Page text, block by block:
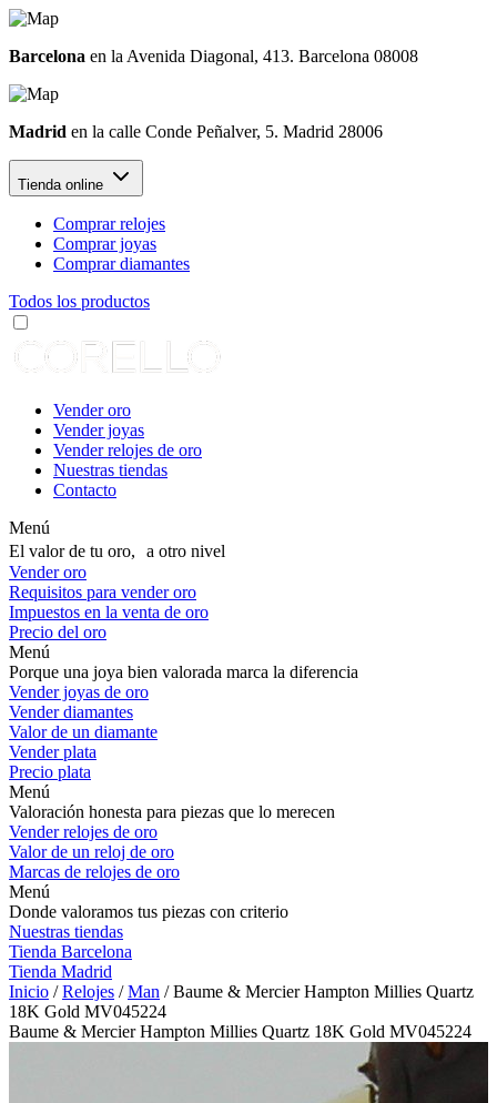
Barcelona en la Avenida Diagonal, 413. Barcelona 08008
Madrid en la calle Conde Peñalver, 5. Madrid 28006
Tienda online
Comprar relojes
Comprar joyas
Comprar diamantes
Todos los productos
Vender oro
Vender joyas
Vender relojes de oro
Nuestras tiendas
Contacto
Menú
El valor de tu oro, a otro nivel
Vender oro
Requisitos para vender oro
Impuestos en la venta de oro
Precio del oro
Menú
Porque una joya bien valorada marca la diferencia
Vender joyas de oro
Vender diamantes
Valor de un diamante
Vender plata
Precio plata
Menú
Valoración honesta para piezas que lo merecen
Vender relojes de oro
Valor de un reloj de oro
Marcas de relojes de oro
Menú
Donde valoramos tus piezas con criterio
Nuestras tiendas
Tienda Barcelona
Tienda Madrid
Inicio /Relojes /Man / Baume & Mercier Hampton Millies Quartz
18K Gold MV045224
Baume & Mercier Hampton Millies Quartz 18K Gold MV045224